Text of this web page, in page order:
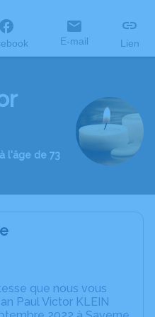
E-mail Lien
l'âge de 73
que nous vous
Paul Victor KLEIN